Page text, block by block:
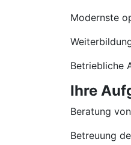
Modernste
Betriebliche
Ihre
Beratung
Betreuung